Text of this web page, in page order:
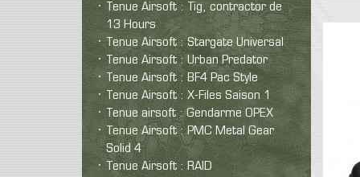
Tenue Airsoft : Tig, contractor de
13 Hours
Tenue Airsoft : Stargate Universal
Tenue Airsoft : Urban Predator
Tenue Airsoft : BF4 Pac Style
Tenue Airsoft : X-Files Saison 1
Tenue airsoft : Gendarme OPEX
Tenue Airsoft : PMC Metal Gear
Solid 4
Tenue Airsoft : RAID